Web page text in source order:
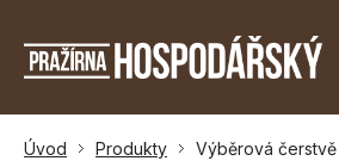
Úvod Produkty Výběrová